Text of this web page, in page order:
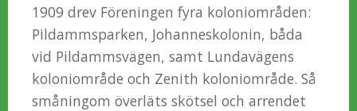
1909 drev Föreningen fyra koloniområden:
Pildammsparken, Johanneskolonin, båda
vid Pildammsvägen, samt Lundavägens
koloniområde och Zenith koloniområde. Så
småningom överläts skötsel och arrendet